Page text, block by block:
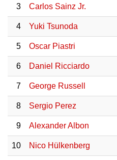
3 Carlos Sainz Jr.
4 Yuki Tsunoda
5 Oscar Piastri
6 Daniel Ricciardo
7 George Russell
8 Sergio Perez
9 Alexander Albon
10 Nico Hülkenberg